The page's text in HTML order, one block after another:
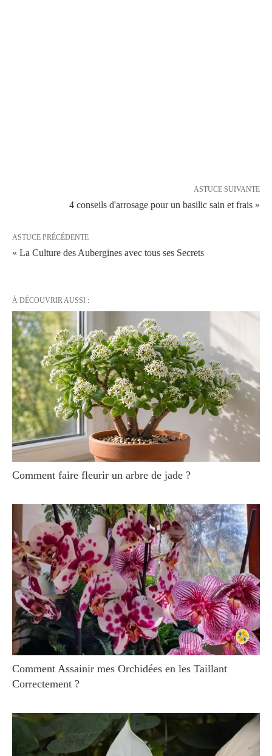
ASTUCE SUIVANTE
4 conseils d'arrosage pour un basilic sain et frais »
ASTUCE PRÉCÉDENTE
« La Culture des Aubergines avec tous ses Secrets
À DÉCOUVRIR AUSSI :
Comment faire fleurir un arbre de jade ?
Comment Assainir mes Orchidées en les Taillant
Correctement ?